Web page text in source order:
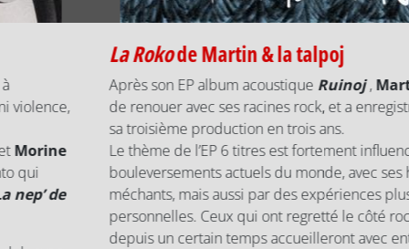
Martin & la talpoj
Après son EP album acoustiqueRuinoj,Martina décidé
de renouer avec ses racines rock, et a enregistréLa Roko,
sa troisième production en trois ans.
Le thème de l’EP 6 titres est fortement influencé par les
bouleversements actuels du monde, avec ses héros et ses
méchants, mais aussi par des expériences plus
personnelles. Ceux qui ont regretté le côté rock de Martin
depuis un certain temps accueilleront avec enthousiasme